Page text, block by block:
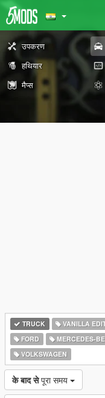
उपकरण
हथियार
मैप्स
TRUCK VANILLA
FORD
MERCEDES-
VOLKSWAGEN
के बाद से पूरा समय